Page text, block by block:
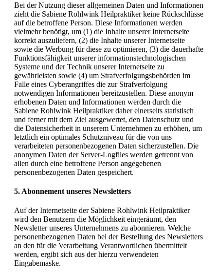
Bei der Nutzung dieser allgemeinen Daten und Informationen
zieht die Sabiene Rohlwink Heilpraktiker keine Rückschlüsse
auf die betroffene Person. Diese Informationen werden
vielmehr benötigt, um (1) die Inhalte unserer Internetseite
korrekt auszuliefern, (2) die Inhalte unserer Internetseite
sowie die Werbung für diese zu optimieren, (3) die dauerhafte
Funktionsfähigkeit unserer informationstechnologischen
Systeme und der Technik unserer Internetseite zu
gewährleisten sowie (4) um Strafverfolgungsbehörden im
Falle eines Cyberangriffes die zur Strafverfolgung
notwendigen Informationen bereitzustellen. Diese anonym
erhobenen Daten und Informationen werden durch die
Sabiene Rohlwink Heilpraktiker daher einerseits statistisch
und ferner mit dem Ziel ausgewertet, den Datenschutz und
die Datensicherheit in unserem Unternehmen zu erhöhen, um
letztlich ein optimales Schutzniveau für die von uns
verarbeiteten personenbezogenen Daten sicherzustellen. Die
anonymen Daten der Server-Logfiles werden getrennt von
allen durch eine betroffene Person angegebenen
personenbezogenen Daten gespeichert.
5. Abonnement unseres Newsletters
Auf der Internetseite der Sabiene Rohlwink Heilpraktiker
wird den Benutzern die Möglichkeit eingeräumt, den
Newsletter unseres Unternehmens zu abonnieren. Welche
personenbezogenen Daten bei der Bestellung des Newsletters
an den für die Verarbeitung Verantwortlichen übermittelt
werden, ergibt sich aus der hierzu verwendeten
Eingabemaske.